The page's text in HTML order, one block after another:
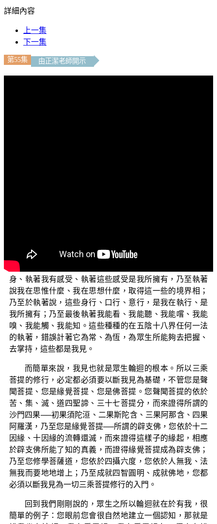
詳細內容
上一集
下一集
第55集 由正潔老師開示
的任何一法為我、為我所。最簡單的現前的例子：我們以
色、受、想、行、識來說，執著色身為我、執著我有色
身、執著我有感受、執著這些感受是我所擁有，乃至執著
說我在思惟什麼、我在思想什麼，取得這一些的境界相；
乃至於執著說，這些身行、口行、意行，是我在執行、是
我所擁有；乃至最後執著我能看、我能聽、我能嚐、我能
嗅、我能觸、我能知。這些種種的在五陰十八界任何一法
的執著，錯誤計著它為常、為恆，為眾生所能夠去把握、
去掌持，這些都是我見。
而簡單來說，我見也就是眾生輪迴的根本。所以三乘
菩提的修行，必定都必須要以斷我見為基礎，不管您是聲
聞菩提、您是緣覺菩提、您是佛菩提。您聲聞菩提的依於
苦、集、滅、道四聖諦、三十七菩提分，而來證得所謂的
沙門四果──初果須陀洹、二果斯陀含、三果阿那含、四果
阿羅漢，乃至您是緣覺菩提──所謂的辟支佛，您依於十二
因緣、十因緣的流轉還滅，而來證得這樣子的緣起，相應
於辟支佛所能了知的真義，而證得緣覺菩提成為辟支佛；
乃至您修學菩薩道，您依於四攝六度，您依於人無我、法
無我而要地地增上；乃至成就四智圓明、成就佛地，您都
必須以斷我見為一切三乘菩提修行的入門。
回到我們剛剛說的，眾生之所以輪迴就在於有我，很
簡單的例子：您眼前您會很自然地建立一個認知，那就是